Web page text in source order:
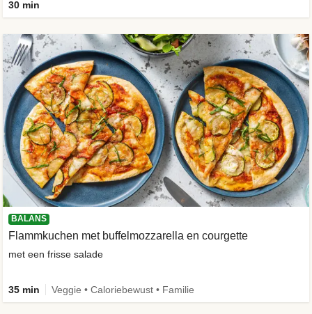
30 min
BALANS
Flammkuchen met buffelmozzarella en courgette
met een frisse salade
35 min Veggie • Caloriebewust • Familie